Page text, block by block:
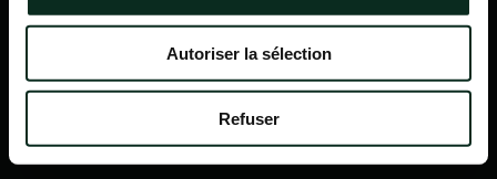
Autoriser la sélection
Refuser
Qui sommes-nous ?
Notre catalogue
Nos métiers